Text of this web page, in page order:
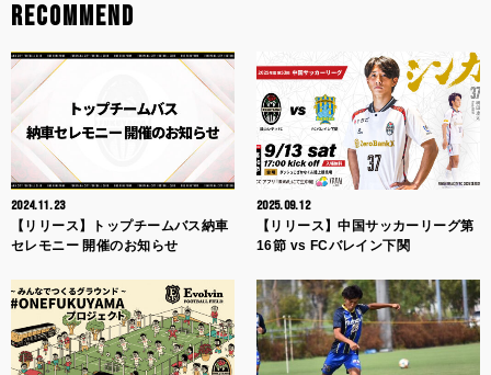
RECOMMEND
2024.11.23
【リリース】トップチームバス納車
セレモニー 開催のお知らせ
2025.09.12
【リリース】中国サッカーリーグ第
16節 vs FCバレイン下関